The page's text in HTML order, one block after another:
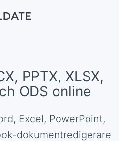
PPTX, XLSX,
ODS online
dokumentredigerare